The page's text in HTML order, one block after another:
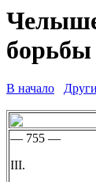
В начало
— 755 —
III.